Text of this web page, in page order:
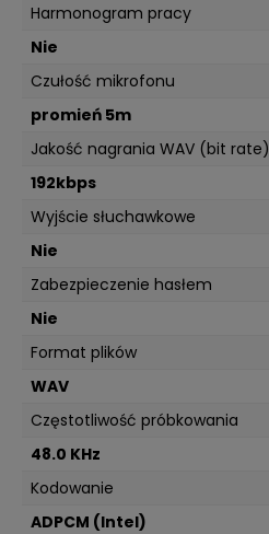
Harmonogram pracy
Nie
Czułość mikrofonu
promień 5m
Jakość nagrania WAV (bit rate)
192kbps
Wyjście słuchawkowe
Nie
Zabezpieczenie hasłem
Nie
Format plików
WAV
Częstotliwość próbkowania
48.0 KHz
Kodowanie
ADPCM (Intel)